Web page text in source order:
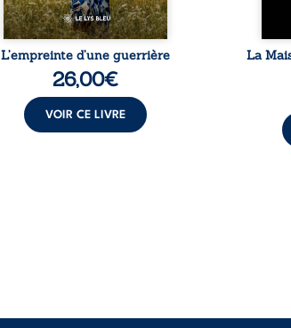
L’empreinte d’une guerrière
26,00€
VOIR CE LIVRE
La